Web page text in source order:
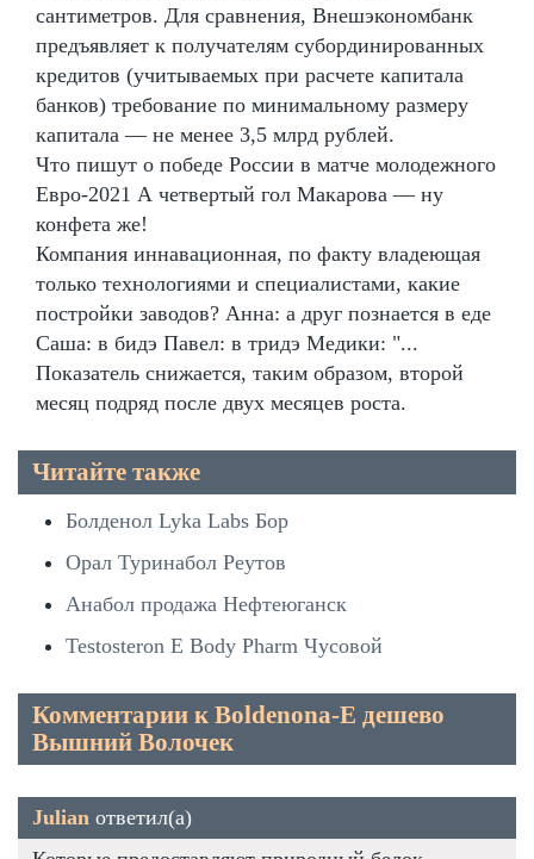
сантиметров. Для сравнения, Внешэкономбанк
предъявляет к получателям субординированных
кредитов (учитываемых при расчете капитала
банков) требование по минимальному размеру
капитала — не менее 3,5 млрд рублей.
Что пишут о победе России в матче молодежного
Евро-2021 А четвертый гол Макарова — ну
конфета же!
Компания иннавационная, по факту владеющая
только технологиями и специалистами, какие
постройки заводов? Анна: а друг познается в еде
Саша: в бидэ Павел: в тридэ Медики: "...
Показатель снижается, таким образом, второй
месяц подряд после двух месяцев роста.
Читайте также
Болденол Lyka Labs Бор
Орал Туринабол Реутов
Анабол продажа Нефтеюганск
Testosteron E Body Pharm Чусовой
Комментарии к Boldenona-E дешево
Вышний Волочек
Julian ответил(а)